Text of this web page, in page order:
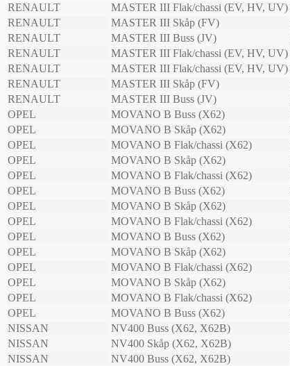
RENAULT
MASTER III Flak/chassi (EV, HV, UV)
RENAULT
MASTER III Skåp (FV)
RENAULT
MASTER III Buss (JV)
RENAULT
MASTER III Flak/chassi (EV, HV, UV)
RENAULT
MASTER III Flak/chassi (EV, HV, UV)
RENAULT
MASTER III Skåp (FV)
RENAULT
MASTER III Buss (JV)
OPEL
MOVANO B Buss (X62)
OPEL
MOVANO B Skåp (X62)
OPEL
MOVANO B Flak/chassi (X62)
OPEL
MOVANO B Skåp (X62)
OPEL
MOVANO B Flak/chassi (X62)
OPEL
MOVANO B Buss (X62)
OPEL
MOVANO B Skåp (X62)
OPEL
MOVANO B Flak/chassi (X62)
OPEL
MOVANO B Buss (X62)
OPEL
MOVANO B Skåp (X62)
OPEL
MOVANO B Flak/chassi (X62)
OPEL
MOVANO B Skåp (X62)
OPEL
MOVANO B Flak/chassi (X62)
OPEL
MOVANO B Buss (X62)
NISSAN
NV400 Buss (X62, X62B)
NISSAN
NV400 Skåp (X62, X62B)
NISSAN
NV400 Buss (X62, X62B)